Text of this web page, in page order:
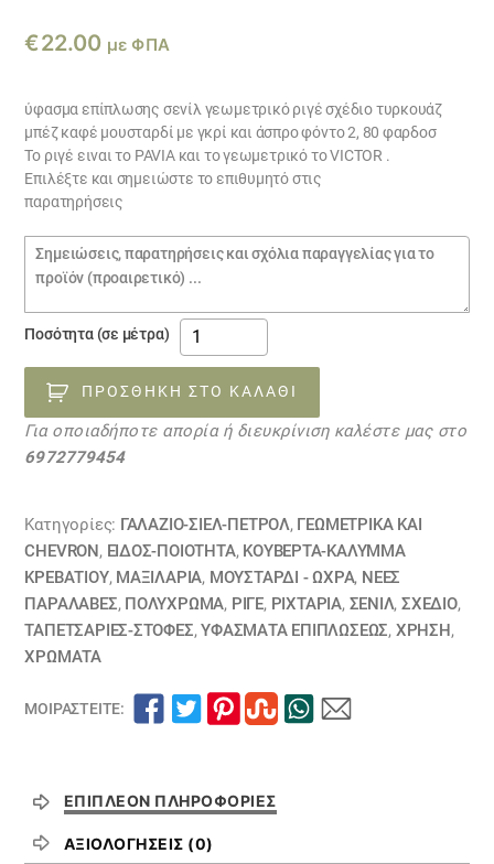
€22.00 με ΦΠΑ
ύφασμα επίπλωσης σενίλ γεωμετρικό ριγέ σχέδιο τυρκουάζ
μπέζ καφέ μουσταρδί με γκρί και άσπρο φόντο 2, 80 φαρδοσ
Το ριγέ ειναι το PAVIA και το γεωμετρικό το VICTOR .
Επιλέξτε και σημειώστε το επιθυμητό στις
παρατηρήσεις
Σημειώσεις
παραγγελίας
Ποσότητα (σε μέτρα)
ύφασμα
επίπλωσης
σενίλ
PAVIA
και
ΠΡΟΣΘΉΚΗ ΣΤΟ ΚΑΛΆΘΙ
Για οποιαδήποτε απορία ή διευκρίνιση καλέστε μας στο
6972779454
Κατηγορίες: ΓΑΛΑΖΙΟ-ΣΙΕΛ-ΠΕΤΡΟΛ, ΓΕΩΜΕΤΡΙΚΆ ΚΑΙ
CHEVRON , ΕΙΔΟΣ-ΠΟΙΟΤΗΤΑ, ΚΟΥΒΈΡΤΑ-ΚΆΛΥΜΜΑ
ΚΡΕΒΑΤΙΟΎ, ΜΑΞΙΛΆΡΙΑ, ΜΟΥΣΤΑΡΔΙ - ΩΧΡΑ, ΝΕΕΣ
ΠΑΡΑΛΑΒΕΣ, ΠΟΛΥΧΡΩΜΑ, ΡΙΓΈ, ΡΙΧΤΆΡΙΑ, ΣΕΝΊΛ,ΣΧΕΔΙΟ,
ΤΑΠΕΤΣΑΡΙΕΣ-ΣΤΟΦΕΣ,ΥΦΆΣΜΑΤΑ ΕΠΙΠΛΏΣΕΩΣ, ΧΡΗΣΗ ,
ΧΡΏΜΑΤΑ
ΜΟΙΡΑΣΤΕΊΤΕ:
ΕΠΙΠΛΈΟΝ ΠΛΗΡΟΦΟΡΊΕΣ
ΑΞΙΟΛΟΓΉΣΕΙΣ (0)